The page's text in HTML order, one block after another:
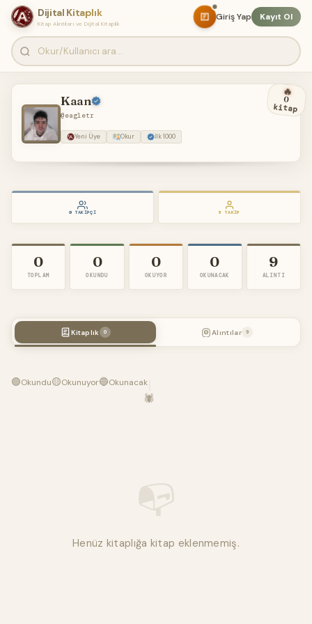
Dijital Kitaplık
Kitap Alıntıları ve Dijital Kitaplık
Giriş Yap Kayıt Ol
Kaan
🔥
0
kitap
@eagletr
Yeni Üye Okur İlk 1000
9 TAKIPÇI 8 TAKIP
0
TOPLAM
0
OKUNDU
0
OKUYOR
0
OKUNACAK
9
ALINTI
Kitaplık 0 Alıntılar 9
🟢Okundu🟡Okunuyor🔵Okunacak
🕷️
📭
Henüz kitaplığa kitap eklenmemiş.